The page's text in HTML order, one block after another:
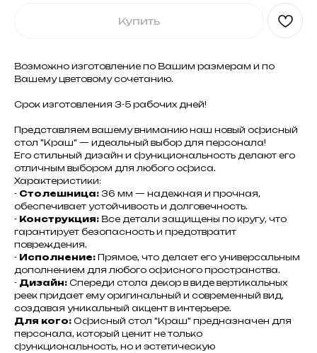
Купить
Возможно изготовление по Вашим размерам и по
Вашему цветовому сочетанию.
Срок изготовления 3-5 рабочих дней!
Представляем вашему вниманию наш новый офисный
стол "Краш" — идеальный выбор для персонала!
Его стильный дизайн и функциональность делают его
отличным выбором для любого офиса.
Характеристики:
- Столешница: 36 мм — надежная и прочная,
обеспечивает устойчивость и долговечность.
- Конструкция: Все детали защищены по кругу, что
гарантирует безопасность и предотвратит
повреждения.
- Исполнение: Прямое, что делает его универсальным
дополнением для любого офисного пространства.
- Дизайн: Спереди стола декор в виде вертикальных
реек придает ему оригинальный и современный вид,
создавая уникальный акцент в интерьере.
Для кого: Офисный стол "Краш" предназначен для
персонала, который ценит не только
функциональность, но и эстетическую